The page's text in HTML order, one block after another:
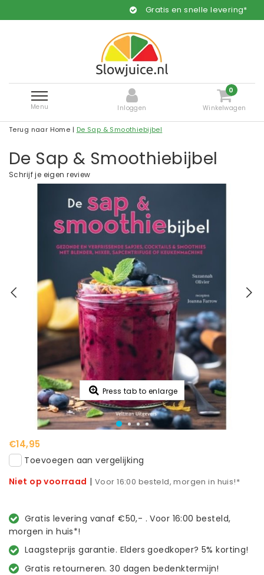
Gratis en snelle levering*
Menu Inloggen
0
Winkelwagen
Terug naar Home | De Sap & Smoothiebijbel
De Sap & Smoothiebijbel
Schrijf je eigen review
Press tab to enlarge
€14,95
Toevoegen aan vergelijking
Niet op voorraad | Voor 16:00 besteld, morgen in huis!*
Gratis levering vanaf €50,- . Voor 16:00 besteld,
morgen in huis*!
Laagsteprijs garantie. Elders goedkoper? 5% korting!
Gratis retourneren. 30 dagen bedenktermijn!